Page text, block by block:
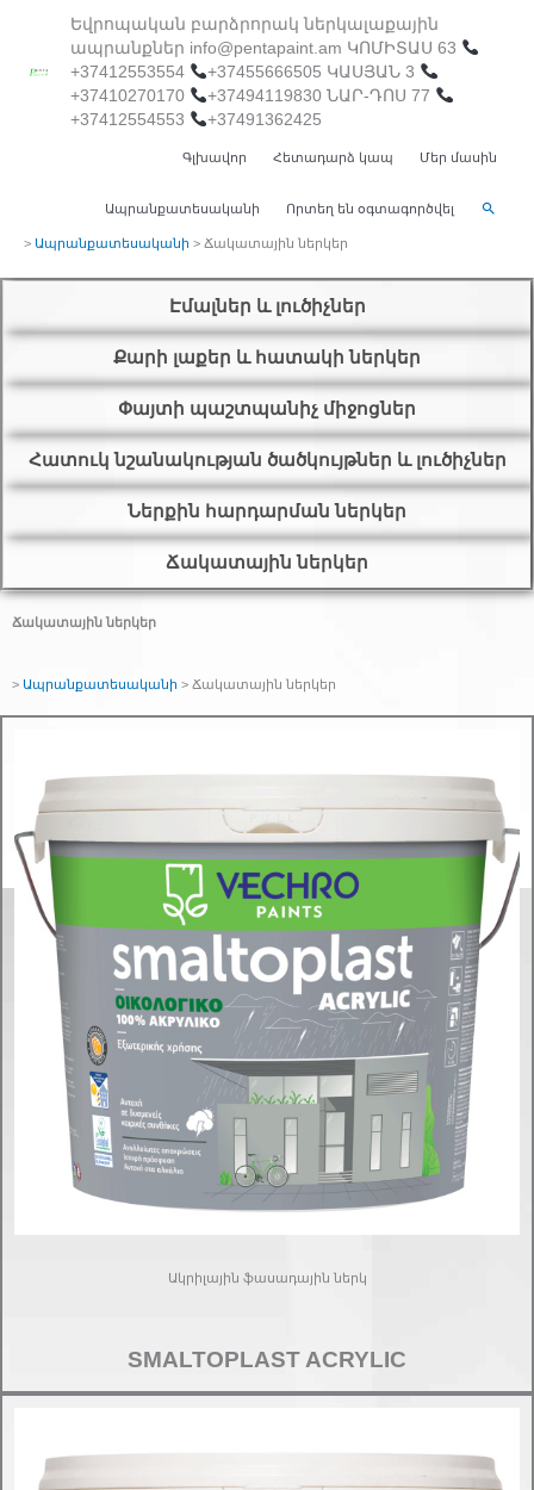
Եվրոպական բարձրորակ ներկալաքային
ապրանքներ info@pentapaint.am ԿՈՄԻՏԱՍ 63
+37412553554
+37455666505 ԿԱՍՅԱՆ 3
+37410270170
+37494119830 ՆԱՐ-ԴՈՍ 77
+37412554553
+37491362425
Գլխավոր Հետադարձ կապ Մեր մասին
Ապրանքատեսականի Որտեղ են օգտագործվել Search
> Ապրանքատեսականի > Ճակատային ներկեր
Էմալներ և լուծիչներ
Քարի լաքեր և հատակի ներկեր
Փայտի պաշտպանիչ միջոցներ
Հատուկ նշանակության ծածկույթներ և լուծիչներ
Ներքին հարդարման ներկեր
Ճակատային ներկեր
Ճակատային ներկեր
> Ապրանքատեսականի > Ճակատային ներկեր
Ակրիլային ֆասադային ներկ
SMALTOPLAST ACRYLIC